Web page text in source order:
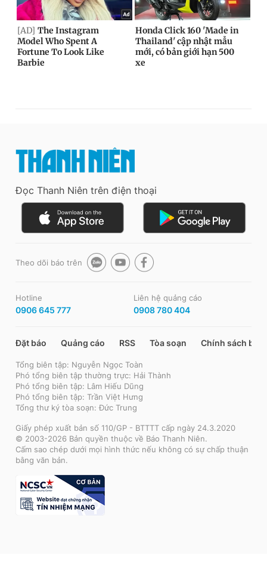
Đọc Thanh Niên trên điện thoại
Theo dõi báo trên
Hotline
0906 645 777
Liên hệ quảng cáo
0908 780 404
Đặt báo Quảng cáo RSS Tòa soạn Chính sách bảo
Tổng biên tập: Nguyễn Ngọc Toàn
Phó tổng biên tập thường trực: Hải Thành
Phó tổng biên tập: Lâm Hiếu Dũng
Phó tổng biên tập: Trần Việt Hưng
Tổng thư ký tòa soạn: Đức Trung
Giấy phép xuất bản số 110/GP - BTTTT cấp ngày 24.3.2020
© 2003-2026 Bản quyền thuộc về Báo Thanh Niên.
Cấm sao chép dưới mọi hình thức nếu không có sự chấp thuận
bằng văn bản.